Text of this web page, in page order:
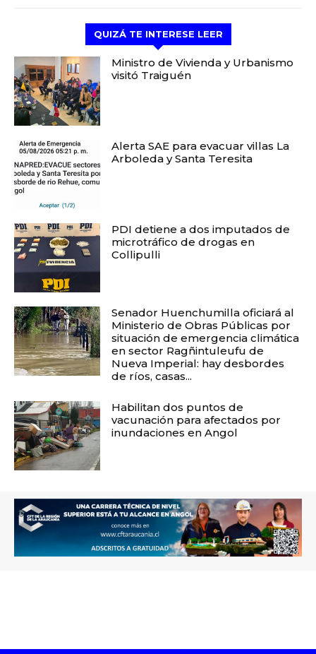
QUIZÁ TE INTERESE LEER
Ministro de Vivienda y Urbanismo
visitó Traiguén
Alerta SAE para evacuar villas La
Arboleda y Santa Teresita
PDI detiene a dos imputados de
microtráfico de drogas en
Collipulli
Senador Huenchumilla oficiará al
Ministerio de Obras Públicas por
situación de emergencia climática
en sector Ragñintuleufu de
Nueva Imperial: hay desbordes
de ríos, casas...
Habilitan dos puntos de
vacunación para afectados por
inundaciones en Angol